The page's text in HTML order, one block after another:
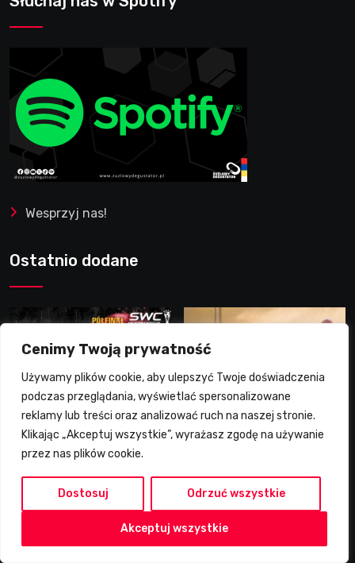
Cenimy Twoją prywatność
Używamy plików cookie, aby ulepszyć Twoje doświadczenia
podczas przeglądania, wyświetlać spersonalizowane
reklamy lub treści oraz analizować ruch na naszej stronie.
Klikając „Akceptuj wszystkie”, wyrażasz zgodę na używanie
przez nas plików cookie.
Dostosuj Odrzuć wszystkie
Akceptuj wszystkie
Wesprzyj nas!
Ostatnio dodane
2026-08-07
Dania w finale DPŚ.
Zaskakujący przebieg
półfinału na Bikernieku
DMPJ, Rzeszów, część
szkoleniowa, 5.06.2026